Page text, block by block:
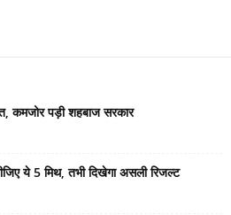
कमजोर पड़ी शहबाज सरकार
ये 5 मिथ, तभी दिखेगा असली रिजल्ट